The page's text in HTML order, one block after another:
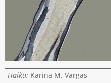
Haiku: Karina M. Vargas